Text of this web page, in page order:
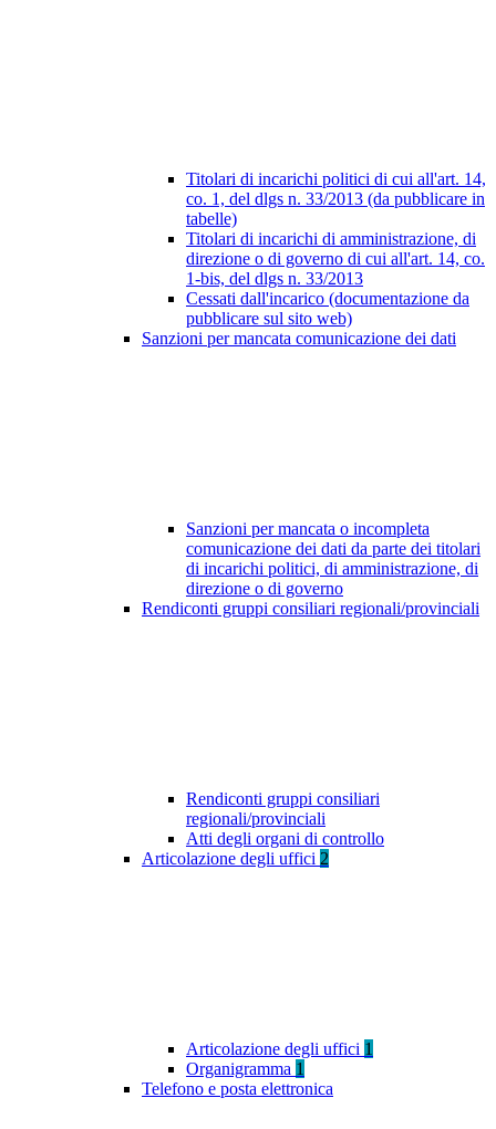
Titolari di incarichi politici di cui all'art. 14,
co. 1, del dlgs n. 33/2013 (da pubblicare in
tabelle)
Titolari di incarichi di amministrazione, di
direzione o di governo di cui all'art. 14, co.
1-bis, del dlgs n. 33/2013
Cessati dall'incarico (documentazione da
pubblicare sul sito web)
Sanzioni per mancata comunicazione dei dati
Sanzioni per mancata o incompleta
comunicazione dei dati da parte dei titolari
di incarichi politici, di amministrazione, di
direzione o di governo
Rendiconti gruppi consiliari regionali/provinciali
Rendiconti gruppi consiliari
regionali/provinciali
Atti degli organi di controllo
Articolazione degli uffici 2
Articolazione degli uffici 1
Organigramma 1
Telefono e posta elettronica